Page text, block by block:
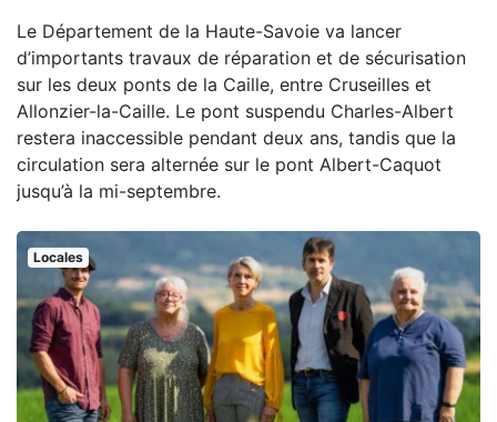
Le Département de la Haute-Savoie va lancer
d’importants travaux de réparation et de sécurisation
sur les deux ponts de la Caille, entre Cruseilles et
Allonzier-la-Caille. Le pont suspendu Charles-Albert
restera inaccessible pendant deux ans, tandis que la
circulation sera alternée sur le pont Albert-Caquot
jusqu’à la mi-septembre.
Locales